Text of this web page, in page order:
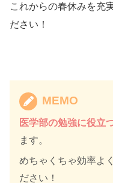
これからの春休みを充
ださい！
MEMO
医学部の勉強に役立
ます。
めちゃくちゃ効率よ
ださい！